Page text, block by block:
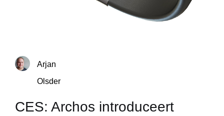
Arjan
Olsder
CES: Archos introduceert